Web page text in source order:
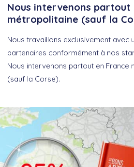
Nous intervenons partout
métropolitaine (sauf la
Nous travaillons exclusivement avec
partenaires conformément à nos
Nous intervenons partout en France
(sauf la Corse).